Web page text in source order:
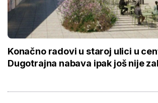
Konačno radovi u staroj ulici u
Dugotrajna nabava ipak još nije